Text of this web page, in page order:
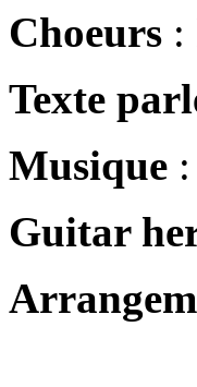
Choeurs :
Texte
Musique
Guitar